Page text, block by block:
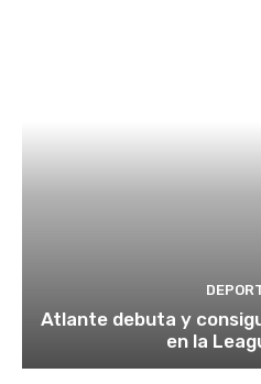
Atlante debuta y
en la